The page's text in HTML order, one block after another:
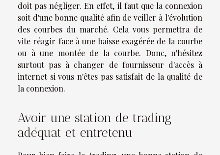
doit pas négliger. En effet, il faut que la connexion
soit d'une bonne qualité afin de veiller à l'évolution
des courbes du marché. Cela vous permettra de
vite réagir face à une baisse exagérée de la courbe
ou à une montée de la courbe. Donc, n'hésitez
surtout pas à changer de fournisseur d'accès à
internet si vous n'êtes pas satisfait de la qualité de
la connexion.
Avoir une station de trading
adéquat et entretenu